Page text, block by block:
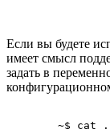
Если вы будете
имеет смысл
задать в